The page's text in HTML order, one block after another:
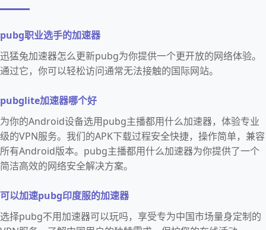
pubg职业选手的加速器
迅猛兔加速器怎么更新pubg为你提供一个更开放的网络体验。
通过它，你可以轻松访问通常无法接触的国际网站。
pubglite加速器哪个好
为你的Android设备选用pubg主播都用什么加速器，体验专业
级的VPN服务。我们的APK下载过程安全快捷，操作简单，兼容
所有Android版本。pubg主播都用什么加速器为你提供了一个
简洁高效的网络安全解决方案。
可以加速pubg印度服的加速器
选择pubg不用加速器可以玩吗，享受专为中国市场量身定制的